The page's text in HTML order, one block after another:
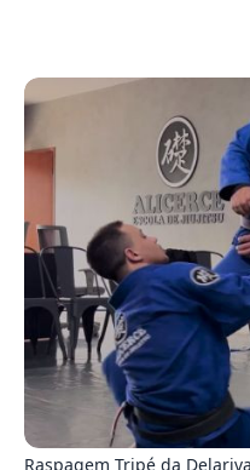
Raspagem Tripé da